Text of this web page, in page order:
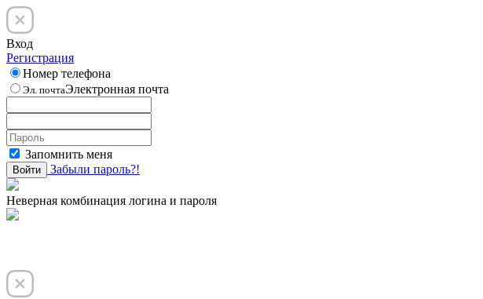
Вход
Регистрация
Номер телефона
Эл. почтаЭлектронная почта
Запомнить меня
Войти Забыли пароль?!
Неверная комбинация логина и пароля